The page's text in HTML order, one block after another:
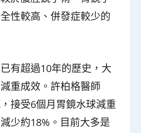
性較高、併發症較少的
有超過10年的歷史，大
重成效。許柏格醫師
接受6個月胃鏡水球減重
少約18%。目前大多是